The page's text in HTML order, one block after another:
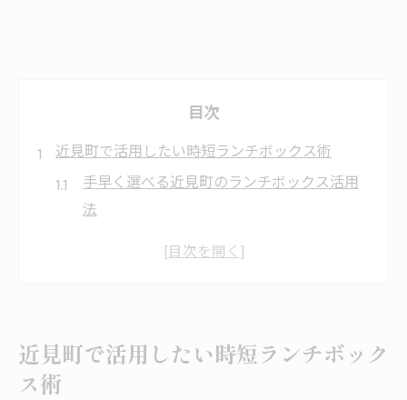
目次
近見町で活用したい時短ランチボックス術
手早く選べる近見町のランチボックス活用
法
忙しい日に役立つ時短ランチボックスの選
ランチタイムを短縮する持ち帰りのコツ
近見町で活用したい時短ランチボック
ス術